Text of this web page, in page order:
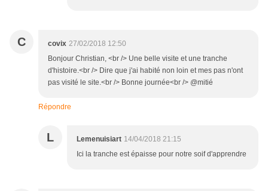
C covix 27/02/2018 12:50
Bonjour Christian, <br /> Une belle visite et une tranche
d'histoire.<br /> Dire que j'ai habité non loin et mes pas n'ont
pas visité le site.<br /> Bonne journée<br /> @mitié
Répondre
L Lemenuisiart 14/04/2018 21:15
Ici la tranche est épaisse pour notre soif d'apprendre